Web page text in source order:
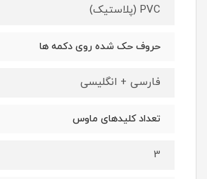
PVC (پلاستیک)
حروف حک شده روی دکمه ها
فارسی + انگلیسی
تعداد کلیدهای ماوس
3